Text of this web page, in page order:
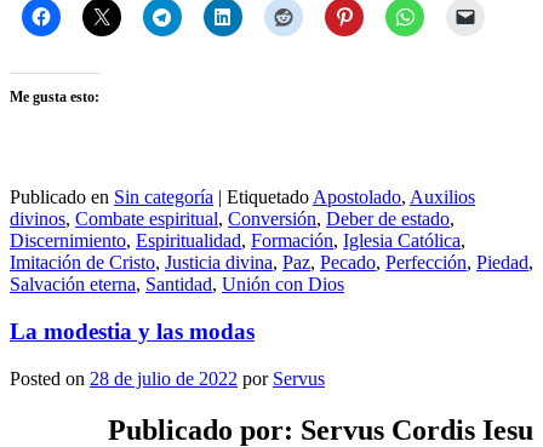
Me gusta esto:
Publicado en Sin categoría | EtiquetadoApostolado, Auxilios
divinos, Combate espiritual, Conversión, Deber de estado,
Discernimiento, Espiritualidad, Formación, Iglesia Católica,
Imitación de Cristo, Justicia divina, Paz, Pecado, Perfección, Piedad,
Salvación eterna, Santidad, Unión con Dios
La modestia y las modas
Posted on 28 de julio de 2022 por Servus
Publicado por: Servus Cordis Iesu